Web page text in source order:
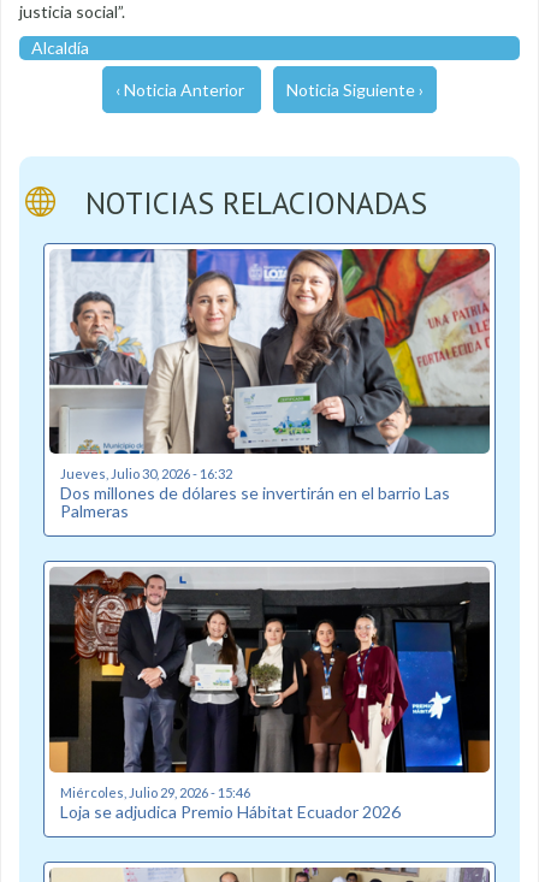
justicia social”.
Alcaldía
‹ Noticia Anterior Noticia Siguiente ›
NOTICIAS RELACIONADAS
Jueves, Julio 30, 2026 - 16:32
Dos millones de dólares se invertirán en el barrio Las
Palmeras
Miércoles, Julio 29, 2026 - 15:46
Loja se adjudica Premio Hábitat Ecuador 2026